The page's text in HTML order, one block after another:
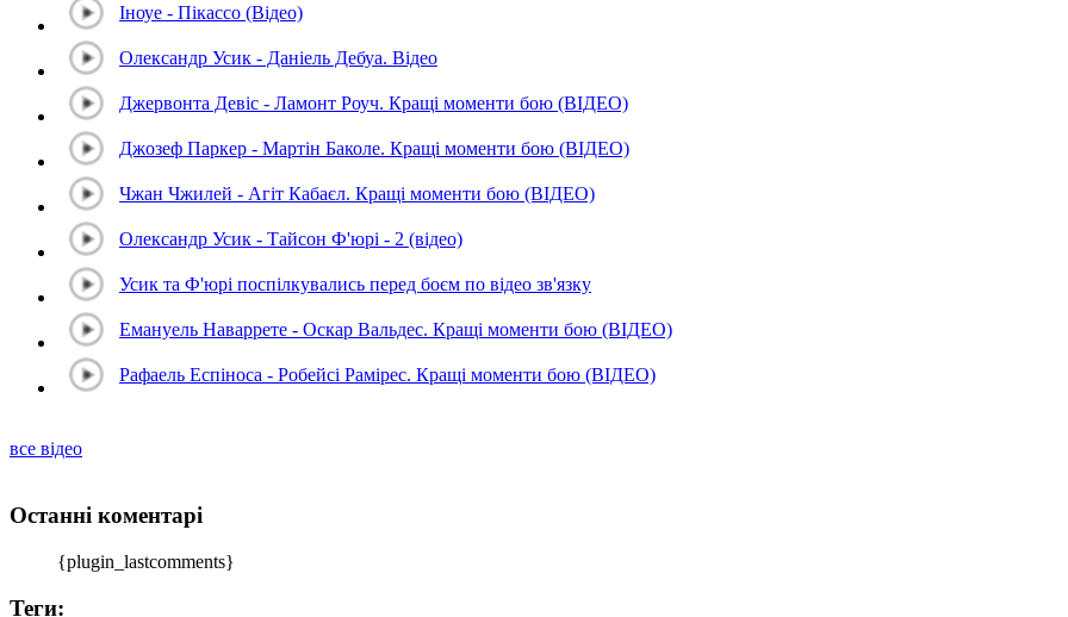
Іноуе - Пікассо (Відео)
Олександр Усик - Даніель Дебуа. Відео
Джервонта Девіс - Ламонт Роуч. Кращі моменти бою (ВІДЕО)
Джозеф Паркер - Мартін Баколе. Кращі моменти бою (ВІДЕО)
Чжан Чжилей - Агіт Кабаєл. Кращі моменти бою (ВІДЕО)
Олександр Усик - Тайсон Ф'юрі - 2 (відео)
Усик та Ф'юрі поспілкувались перед боєм по відео зв'язку
Емануель Наваррете - Оскар Вальдес. Кращі моменти бою (ВІДЕО)
Рафаель Еспіноса - Робейсі Рамірес. Кращі моменти бою (ВІДЕО)
все відео
Останні коментарі
{plugin_lastcomments}
Теги: